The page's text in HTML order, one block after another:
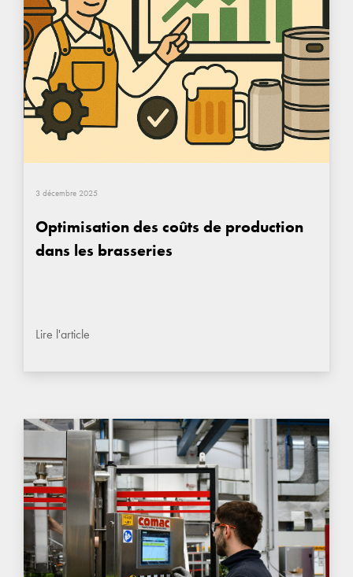
3 décembre 2025
Optimisation des coûts de production
dans les brasseries
Lire l'article